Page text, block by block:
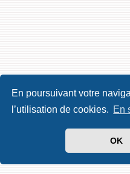
En poursuivant votre
l’utilisation de cookies. En
OK